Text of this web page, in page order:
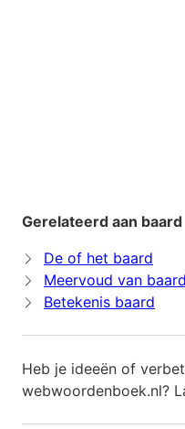
Gerelateerd aan baard
De of het baard
Meervoud van baard
Betekenis baard
Heb je ideeën of
webwoordenboek.nl?